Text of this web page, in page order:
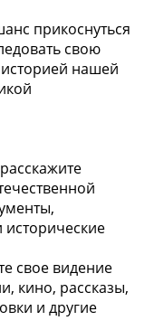
прикоснуться
свою
нашей
свое видение
кино, рассказы,
и другие